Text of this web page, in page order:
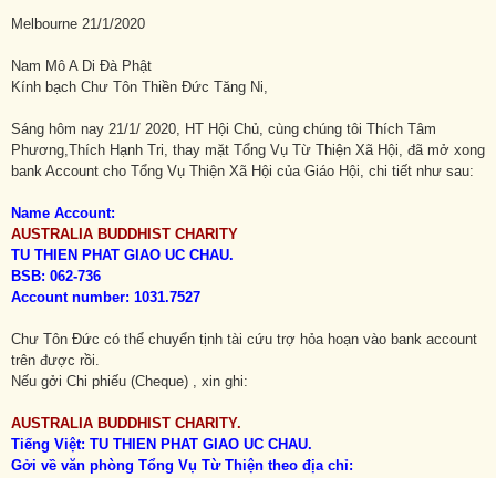
Melbourne 21/1/2020
Nam Mô A Di Đà Phật
Kính bạch Chư Tôn Thiền Đức Tăng Ni,
Sáng hôm nay 21/1/ 2020, HT Hội Chủ, cùng chúng tôi Thích Tâm
Phương,Thích Hạnh Tri, thay mặt Tổng Vụ Từ Thiện Xã Hội, đã mở xong
bank Account cho Tổng Vụ Thiện Xã Hội của Giáo Hội, chi tiết như sau:
Name Account:
AUSTRALIA BUDDHIST CHARITY
TU THIEN PHAT GIAO UC CHAU.
BSB: 062-736
Account number: 1031.7527
Chư Tôn Đức có thể chuyển tịnh tài cứu trợ hỏa hoạn vào bank account
trên được rồi.
Nếu gởi Chi phiếu (Cheque) , xin ghi:
AUSTRALIA BUDDHIST CHARITY.
Tiếng Việt: TU THIEN PHAT GIAO UC CHAU.
Gởi về văn phòng Tổng Vụ Từ Thiện theo địa chỉ: